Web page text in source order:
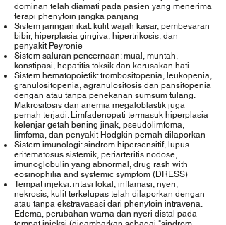
dominan telah diamati pada pasien yang menerima
terapi phenytoin jangka panjang
Sistem jaringan ikat: kulit wajah kasar, pembesaran
bibir, hiperplasia gingiva, hipertrikosis, dan
penyakit Peyronie
Sistem saluran pencernaan: mual, muntah,
konstipasi, hepatitis toksik dan kerusakan hati
Sistem hematopoietik: trombositopenia, leukopenia,
granulositopenia, agranulositosis dan pansitopenia
dengan atau tanpa penekanan sumsum tulang.
Makrositosis dan anemia megaloblastik juga
pemah terjadi. Limfadenopati termasuk hiperplasia
kelenjar getah bening jinak, pseudolimfoma,
limfoma, dan penyakit Hodgkin pernah dilaporkan
Sistem imunologi: sindrom hipersensitif, lupus
eritematosus sistemik, periarteritis nodose,
imunoglobulin yang abnormal, drug rash with
eosinophilia and systemic symptom (DRESS)
Tempat injeksi: iritasi lokal, inflamasi, nyeri,
nekrosis, kulit terkelupas telah dilaporkan dengan
atau tanpa ekstravasasi dari phenytoin intravena.
Edema, perubahan warna dan nyeri distal pada